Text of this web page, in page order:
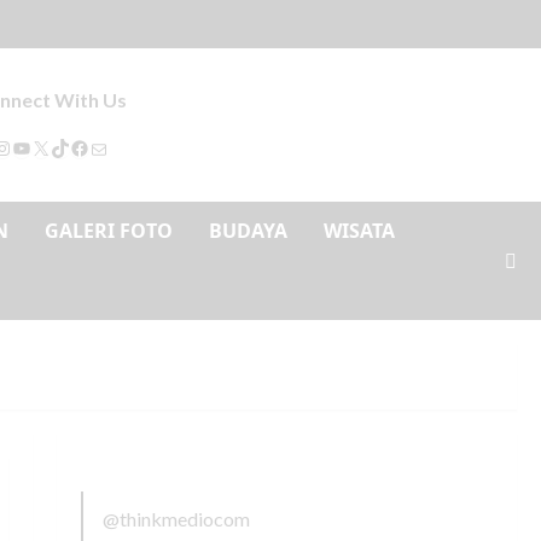
With Us
GALERI FOTO BUDAYA WISATA
@thinkmediocom